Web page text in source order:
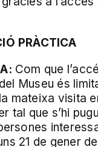
PRÀCTICA
Com que
Museu és
mateixa visita
tal que s’hi
21 de gener